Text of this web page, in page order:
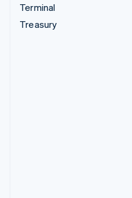
Terminal
Treasury